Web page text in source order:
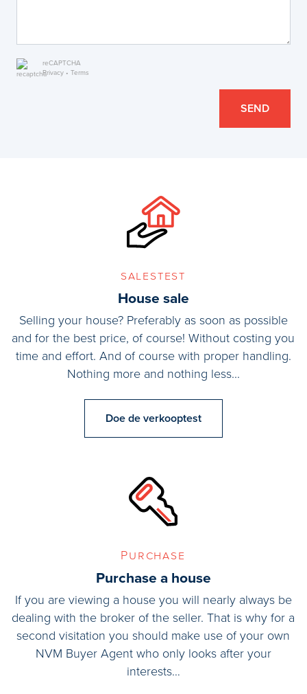
reCAPTCHA
Privacy • Terms
SEND
salestest
House sale
Selling your house? Preferably as soon as possible
and for the best price, of course! Without costing you
time and effort. And of course with proper handling.
Nothing more and nothing less...
Doe de verkooptest
Purchase
Purchase a house
If you are viewing a house you will nearly always be
dealing with the broker of the seller. That is why for a
second visitation you should make use of your own
NVM Buyer Agent who only looks after your
interests…